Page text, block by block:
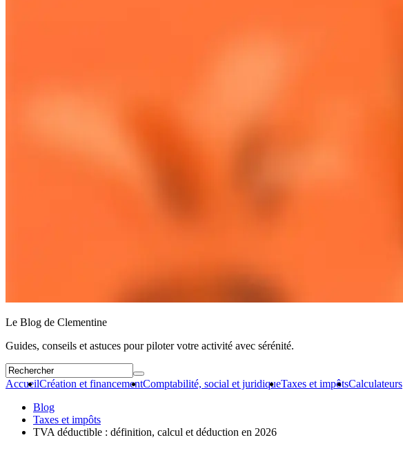
Le Blog de Clementine
Guides, conseils et astuces pour piloter votre activité avec sérénité.
AccueilCréation et financementComptabilité, social et juridiqueTaxes et impôtsCalculateurs
Blog
Taxes et impôts
TVA déductible : définition, calcul et déduction en 2026